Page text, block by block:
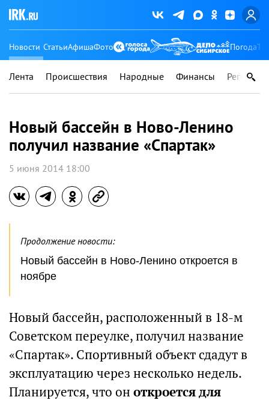
Новости СтатьиАфишаФото Погода
Лента Происшествия Народные Финансы Регионы
Новый бассейн в Ново-Ленино
получил название «Спартак»
5 июня 2014 18:00
Продолжение новости:
Новый бассейн в Ново-Ленино откроется в
ноябре
Новый бассейн, расположенный в 18-м
Советском переулке, получил название
«Спартак». Спортивный объект сдадут в
эксплуатацию через несколько недель.
Планируется, что он откроется для